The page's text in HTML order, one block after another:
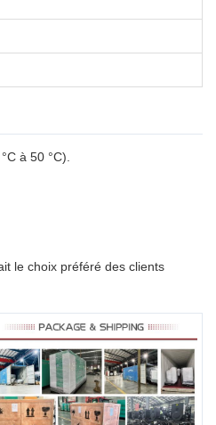
à 50 °C).
le choix préféré des clients